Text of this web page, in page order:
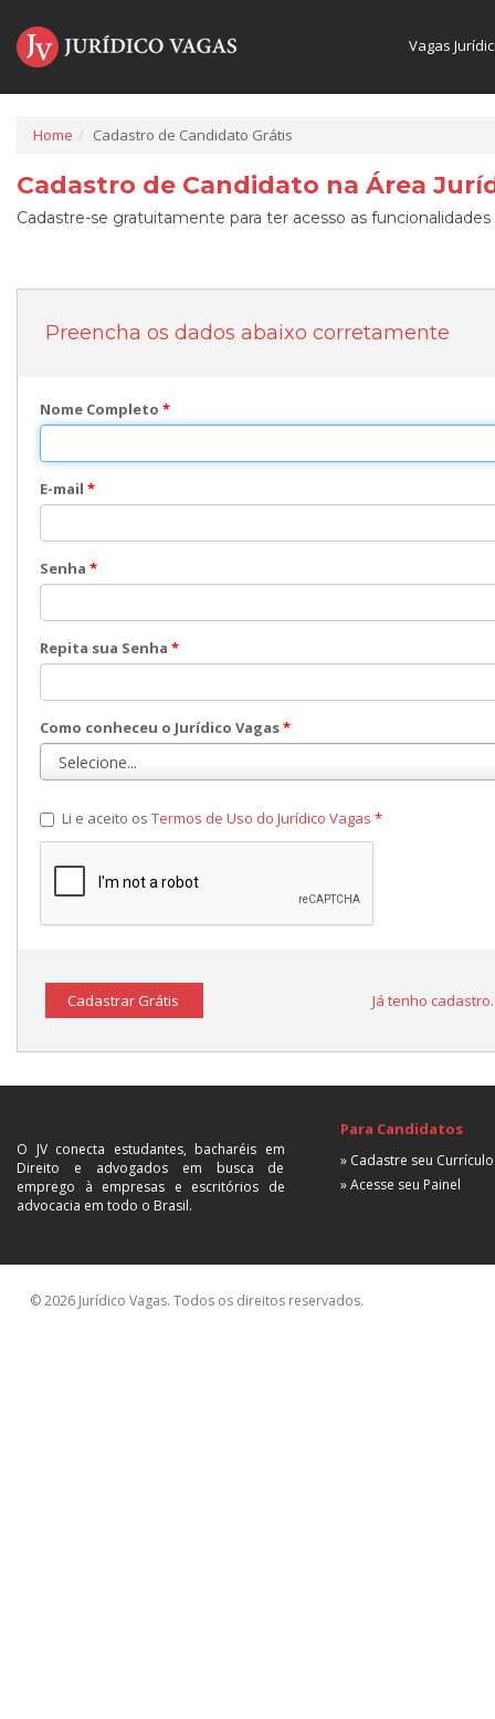
Vagas
Home Cadastro de Candidato Grátis
Cadastro de Candidato na Área
Cadastre-se gratuitamente para ter acesso as
Preencha os dados abaixo corretamente
Nome Completo *
E-mail *
Senha *
Repita sua Senha *
Como conheceu o Jurídico Vagas*
Li e aceito os Termos de Uso do Jurídico Vagas *
Cadastrar Grátis Já tenho
O JV conecta estudantes, bacharéis em
Direito e advogados em busca de
emprego à empresas e escritórios de
advocacia em todo o Brasil.
Para Candidatos
» Cadastre seu Currículo
» Acesse seu Painel
© 2026 Jurídico Vagas. Todos os direitos reservados.